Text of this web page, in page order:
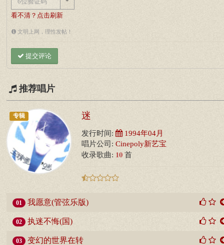
看不清？点击刷新
文明上网，理性发帖！
提交评论
推荐唱片
专辑 迷
发行时间: 1994年04月
唱片公司: Cinepoly新艺宝
收录歌曲: 10 首
01 我愿意(管弦乐版)
02 执迷不悔(国)
03 变幻的世界在转